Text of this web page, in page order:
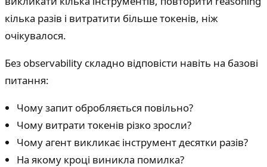
кілька разів і витратити більше токенів, ніж
очікувалося.
Без observability складно відповісти навіть на базові
питання:
Чому запит обробляється повільно?
Чому витрати токенів різко зросли?
Чому агент викликає інструмент десятки разів?
На якому кроці виникла помилка?